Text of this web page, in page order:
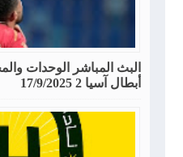
البث المباشر الوحدات
أبطال آسيا 2 17/9/2025